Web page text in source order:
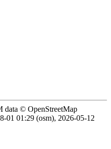
data © OpenStreetMap
01 01:29 (osm), 2026-05-12